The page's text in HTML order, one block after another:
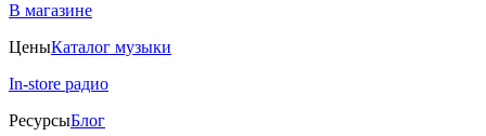
В магазине
ЦеныКаталог музыки
In-store радио
РесурсыБлог